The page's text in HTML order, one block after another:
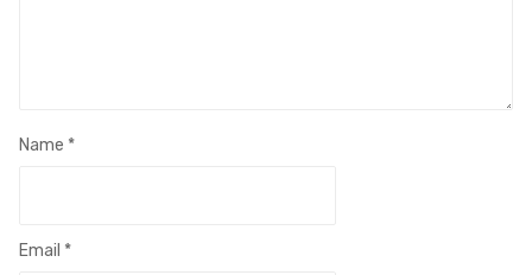
Name *
Email *